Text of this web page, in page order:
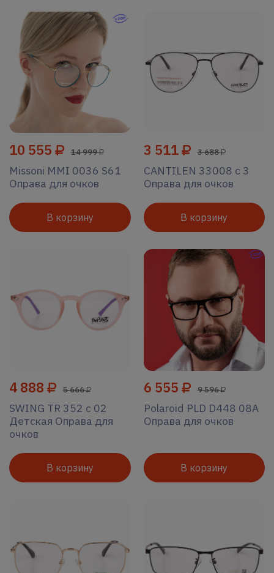
10 555 14 999
Missoni MMI 0036 S61
Оправа для очков
В корзину
3 511 3 688
CANTILEN 33008 c 3
Оправа для очков
В корзину
4 888 5 666
SWING TR 352 c 02
Детская Оправа для
очков
В корзину
6 555 9 596
Polaroid PLD D448 08A
Оправа для очков
В корзину